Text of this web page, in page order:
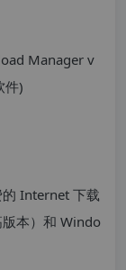
Internet 下载
本）和 Windo